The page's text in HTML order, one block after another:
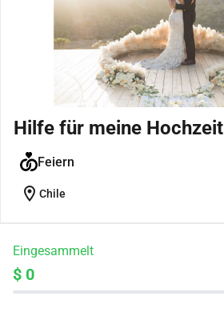
Hilfe für meine Hochzeit
Feiern
location_on Chile
Eingesammelt
$ 0